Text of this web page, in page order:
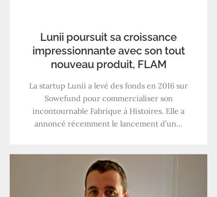
Lunii poursuit sa croissance
impressionnante avec son tout
nouveau produit, FLAM
La startup Lunii a levé des fonds en 2016 sur
Sowefund pour commercialiser son
incontournable Fabrique à Histoires. Elle a
annoncé récemment le lancement d’un…